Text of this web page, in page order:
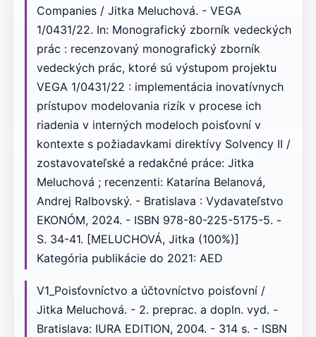
Companies / Jitka Meluchová. - VEGA
1/0431/22. In: Monografický zborník vedeckých
prác : recenzovaný monografický zborník
vedeckých prác, ktoré sú výstupom projektu
VEGA 1/0431/22 : implementácia inovatívnych
prístupov modelovania rizík v procese ich
riadenia v interných modeloch poisťovní v
kontexte s požiadavkami direktívy Solvency II /
zostavovateľské a redakčné práce: Jitka
Meluchová ; recenzenti: Katarína Belanová,
Andrej Ralbovský. - Bratislava : Vydavateľstvo
EKONÓM, 2024. - ISBN 978-80-225-5175-5. -
S. 34-41. [MELUCHOVÁ, Jitka (100%)]
Kategória publikácie do 2021: AED
V1_Poisťovníctvo a účtovníctvo poisťovní /
Jitka Meluchová. - 2. preprac. a dopln. vyd. -
Bratislava: IURA EDITION, 2004. - 314 s. - ISBN